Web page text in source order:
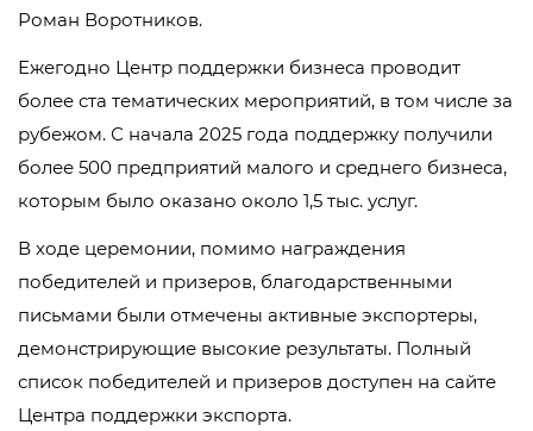
Роман Воротников.
Ежегодно Центр поддержки бизнеса проводит
более ста тематических мероприятий, в том числе за
рубежом. С начала 2025 года поддержку получили
более 500 предприятий малого и среднего бизнеса,
которым было оказано около 1,5 тыс. услуг.
В ходе церемонии, помимо награждения
победителей и призеров, благодарственными
письмами были отмечены активные экспортеры,
демонстрирующие высокие результаты. Полный
список победителей и призеров доступен на сайте
Центра поддержки экспорта.